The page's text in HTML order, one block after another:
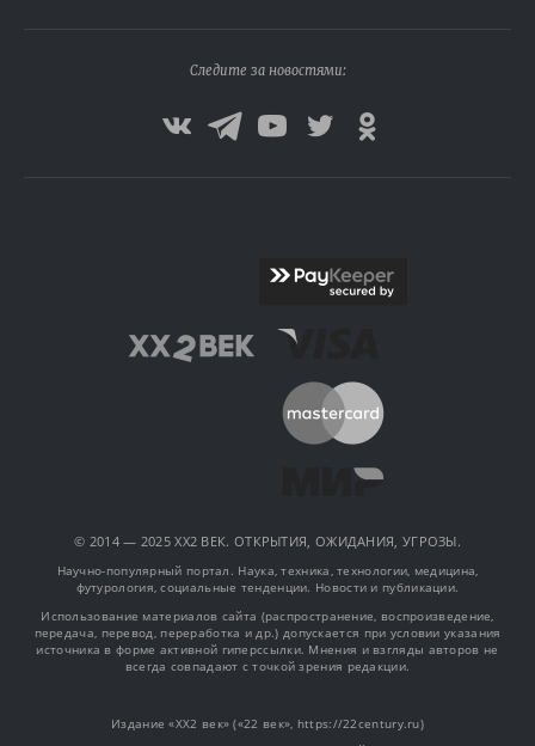
Следите за новостями:
© 2014 — 2025 XX2 ВЕК. ОТКРЫТИЯ, ОЖИДАНИЯ, УГРОЗЫ.
Научно-популярный портал. Наука, техника, технологии, медицина,
футурология, социальные тенденции. Новости и публикации.
Использование материалов сайта (распространение, воспроизведение,
передача, перевод, переработка и др.) допускается при условии указания
источника в форме активной гиперссылки. Мнения и взгляды авторов не
всегда совпадают с точкой зрения редакции.
Издание «XX2 век» («22 век», https://22century.ru)